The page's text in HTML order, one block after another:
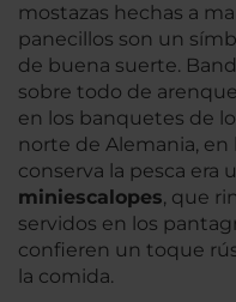
mostazas hechas a
panecillos son un
de buena suerte.
sobre todo de
en los banquetes de
norte de Alemania,
conserva la pesca era
miniescalopes, que
servidos en los
confieren un toque
la comida.